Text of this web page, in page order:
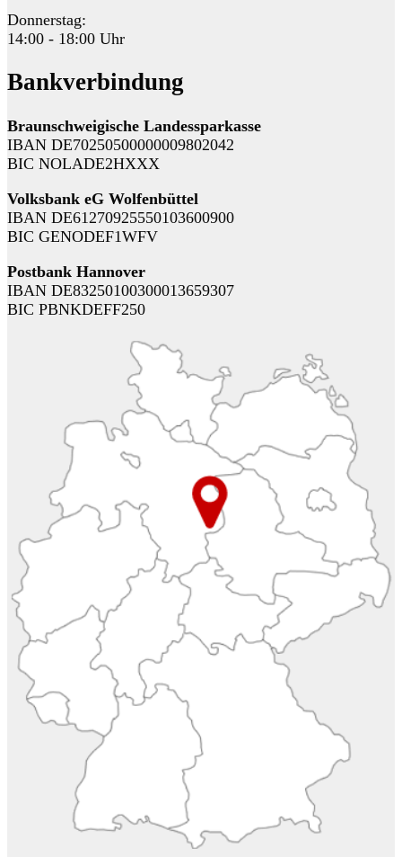
Donnerstag:
14:00 - 18:00 Uhr
Bankverbindung
Braunschweigische Landessparkasse
IBAN DE70250500000009802042
BIC NOLADE2HXXX
Volksbank eG Wolfenbüttel
IBAN DE61270925550103600900
BIC GENODEF1WFV
Postbank Hannover
IBAN DE83250100300013659307
BIC PBNKDEFF250